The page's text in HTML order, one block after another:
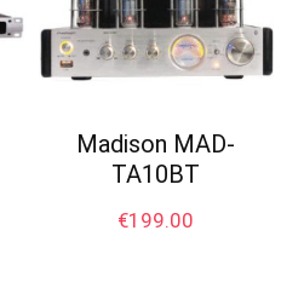
Madison MAD-
TA10BT
€199.00